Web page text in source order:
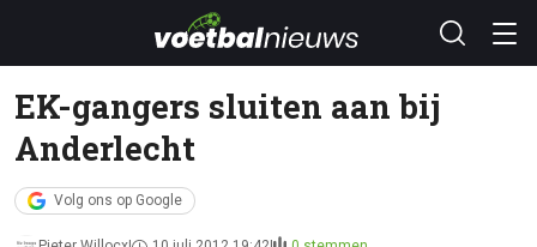
EK-gangers sluiten aan bij
Anderlecht
Volg ons op Google